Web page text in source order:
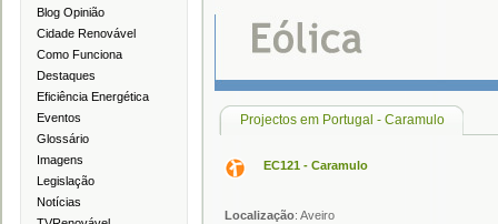
Blog Opinião
Cidade Renovável
Como Funciona
Destaques
Eficiência Energética
Eventos
Glossário
Imagens
Legislação
Notícias
Projectos em Portugal - Caramulo
EC121 - Caramulo
Localização: Aveiro